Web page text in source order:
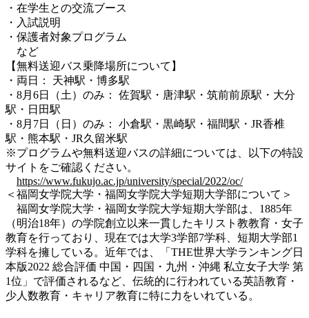
・在学生との交流ブース
・入試説明
・保護者対象プログラム
など
【無料送迎バス乗降場所について】
・両日： 天神駅・博多駅
・8月6日（土）のみ： 佐賀駅・唐津駅・筑前前原駅・大分
駅・日田駅
・8月7日（日）のみ： 小倉駅・黒崎駅・福間駅・JR香椎
駅・熊本駅・JR久留米駅
※プログラムや無料送迎バスの詳細については、以下の特設
サイトをご確認ください。
https://www.fukujo.ac.jp/university/special/2022/oc/
＜福岡女学院大学・福岡女学院大学短期大学部について＞
福岡女学院大学・福岡女学院大学短期大学部は、1885年
（明治18年）の学院創立以来一貫したキリスト教教育・女子
教育を行っており、現在では大学3学部7学科、短期大学部1
学科を擁している。近年では、「THE世界大学ランキング日
本版2022 総合評価 中国・四国・九州・沖縄 私立女子大学 第
1位」で評価されるなど、伝統的に行われている英語教育・
少人数教育・キャリア教育に特に力をいれている。